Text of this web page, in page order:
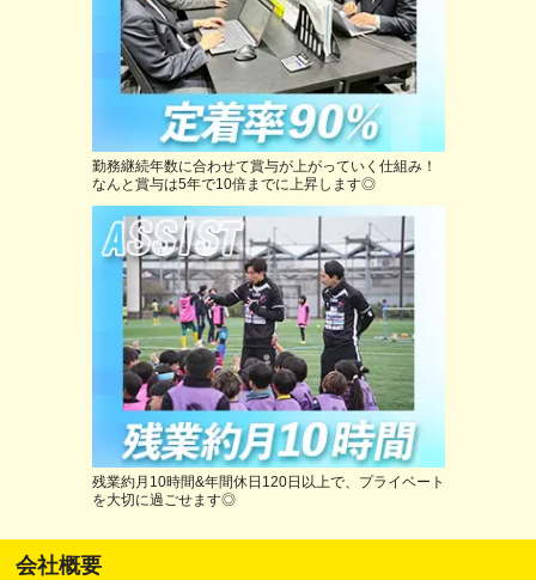
勤務継続年数に合わせて賞与が上がっていく仕組み！
なんと賞与は5年で10倍までに上昇します◎
残業約月10時間&年間休日120日以上で、プライベート
を大切に過ごせます◎
会社概要